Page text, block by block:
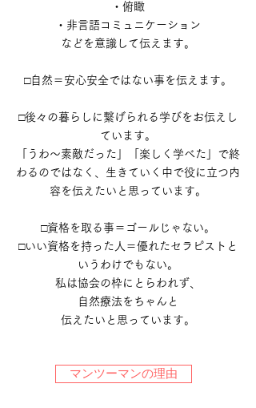
・俯瞰
・非言語コミュニケーション
​などを意識して伝えます。
□自然＝安心安全ではない事を伝えます。
□後々の暮らしに繋げられる学びをお伝えし
ています。
「うわ～素敵だった」「楽しく学べた」で終
わるのではなく、生 きていく中で役に立つ内
容を伝えたいと思っています。
□資格を取る事＝ゴールじゃない。
□いい資格を持った人＝優れたセラピストと
いうわけでもない。
私は協会の枠にとらわれず、
自然療法をちゃんと
伝えたいと思っています。
マンツーマンの理由